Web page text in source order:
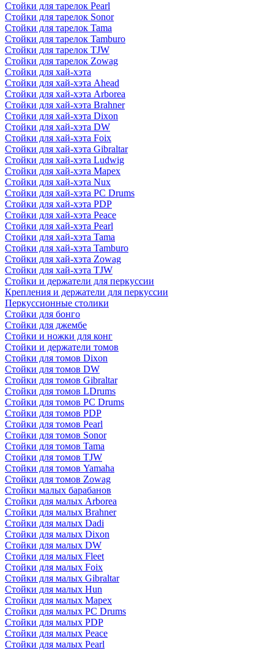
Стойки для тарелок Pearl
Стойки для тарелок Sonor
Стойки для тарелок Tama
Стойки для тарелок Tamburo
Стойки для тарелок TJW
Стойки для тарелок Zowag
Стойки для хай-хэта
Стойки для хай-хэта Ahead
Стойки для хай-хэта Arborea
Стойки для хай-хэта Brahner
Стойки для хай-хэта Dixon
Стойки для хай-хэта DW
Стойки для хай-хэта Foix
Стойки для хай-хэта Gibraltar
Стойки для хай-хэта Ludwig
Стойки для хай-хэта Mapex
Стойки для хай-хэта Nux
Стойки для хай-хэта PC Drums
Стойки для хай-хэта PDP
Стойки для хай-хэта Peace
Стойки для хай-хэта Pearl
Стойки для хай-хэта Tama
Стойки для хай-хэта Tamburo
Стойки для хай-хэта Zowag
Стойки для хай-хэта TJW
Стойки и держатели для перкуссии
Крепления и держатели для перкуссии
Перкуссионные столики
Стойки для бонго
Стойки для джембе
Стойки и ножки для конг
Стойки и держатели томов
Стойки для томов Dixon
Стойки для томов DW
Стойки для томов Gibraltar
Стойки для томов LDrums
Стойки для томов PC Drums
Стойки для томов PDP
Стойки для томов Pearl
Стойки для томов Sonor
Стойки для томов Tama
Стойки для томов TJW
Стойки для томов Yamaha
Стойки для томов Zowag
Стойки малых барабанов
Стойки для малых Arborea
Стойки для малых Brahner
Стойки для малых Dadi
Стойки для малых Dixon
Стойки для малых DW
Стойки для малых Fleet
Стойки для малых Foix
Стойки для малых Gibraltar
Стойки для малых Hun
Стойки для малых Mapex
Стойки для малых PC Drums
Стойки для малых PDP
Стойки для малых Peace
Стойки для малых Pearl